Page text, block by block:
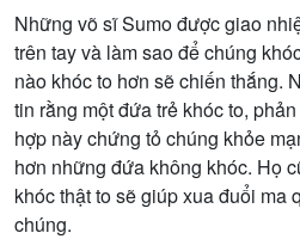
Những võ sĩ Sumo được giao
trên tay và làm sao để chúng
nào khóc to hơn sẽ chiến thắng.
tin rằng một đứa trẻ khóc to,
hợp này chứng tỏ chúng khỏe
hơn những đứa không khóc. Họ
khóc thật to sẽ giúp xua đuổi ma
chúng.